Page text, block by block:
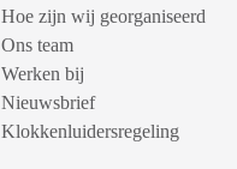
Hoe zijn wij georganiseerd
Ons team
Werken bij
Nieuwsbrief
Klokkenluidersregeling